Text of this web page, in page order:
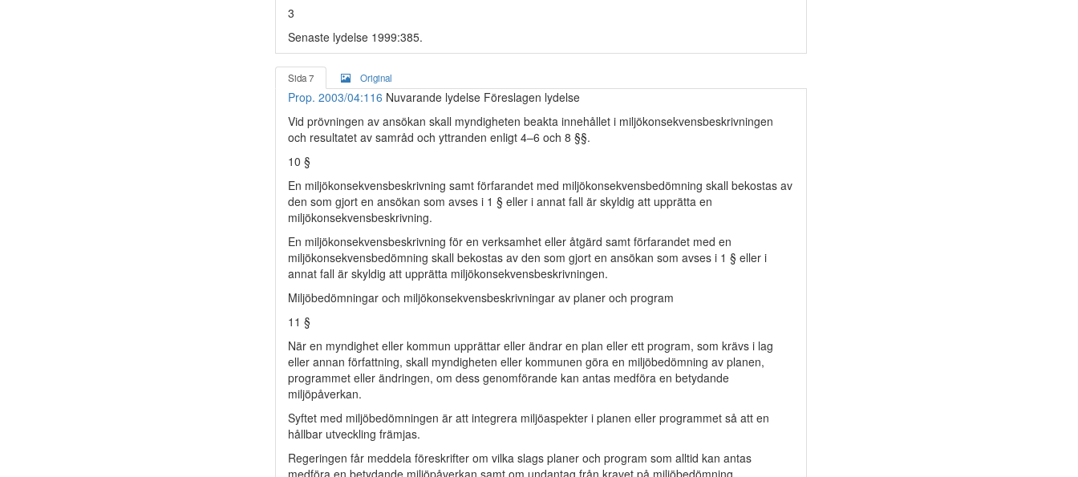
3
Senaste lydelse 1999:385.
Sida 7 Original
Prop. 2003/04:116 Nuvarande lydelse Föreslagen lydelse
Vid prövningen av ansökan skall myndigheten beakta innehållet i miljökonsekvensbeskrivningen
och resultatet av samråd och yttranden enligt 4–6 och 8 §§.
10 §
En miljökonsekvensbeskrivning samt förfarandet med miljökonsekvensbedömning skall bekostas av
den som gjort en ansökan som avses i 1 § eller i annat fall är skyldig att upprätta en
miljökonsekvensbeskrivning.
En miljökonsekvensbeskrivning för en verksamhet eller åtgärd samt förfarandet med en
miljökonsekvensbedömning skall bekostas av den som gjort en ansökan som avses i 1 § eller i
annat fall är skyldig att upprätta miljökonsekvensbeskrivningen.
Miljöbedömningar och miljökonsekvensbeskrivningar av planer och program
11 §
När en myndighet eller kommun upprättar eller ändrar en plan eller ett program, som krävs i lag
eller annan författning, skall myndigheten eller kommunen göra en miljöbedömning av planen,
programmet eller ändringen, om dess genomförande kan antas medföra en betydande
miljöpåverkan.
Syftet med miljöbedömningen är att integrera miljöaspekter i planen eller programmet så att en
hållbar utveckling främjas.
Regeringen får meddela föreskrifter om vilka slags planer och program som alltid kan antas
medföra en betydande miljöpåverkan samt om undantag från kravet på miljöbedömning.